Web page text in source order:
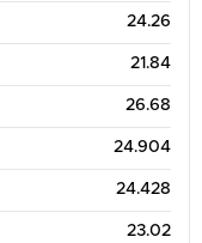
24.26
21.84
26.68
24.904
24.428
23.02